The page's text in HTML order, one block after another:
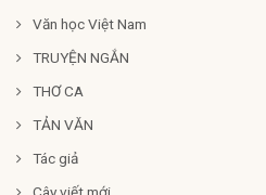
Văn học Việt Nam
TRUYỆN NGẮN
THƠ CA
TẢN VĂN
Tác giả
Cây viết mới